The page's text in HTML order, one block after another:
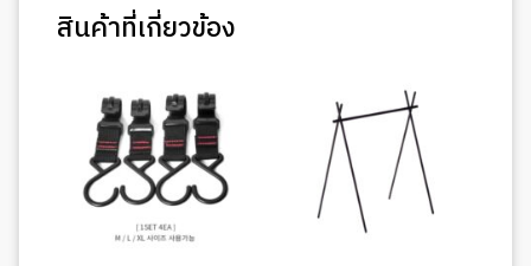
สินค้าที่เกี่ยวข้อง